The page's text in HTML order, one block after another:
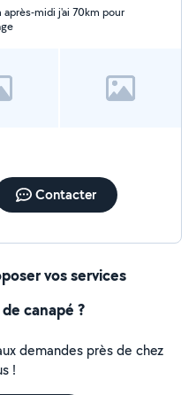
après-midi j'ai 70km pour
Contacter
vos services
canapé ?
demandes près de chez
!